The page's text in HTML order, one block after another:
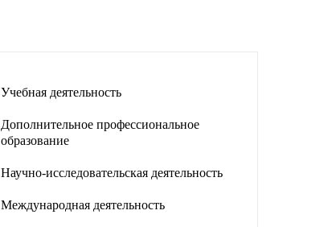
Учебная деятельность
Дополнительное профессиональное
образование
Научно-исследовательская деятельность
Международная деятельность